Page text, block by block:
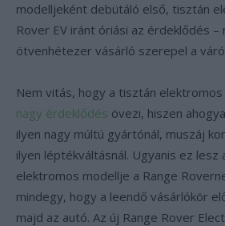
modelljeként debütáló első, tisztán
Rover EV iránt óriási az érdeklődés –
ötvenhétezer vásárló szerepel a
Nem vitás, hogy a tisztán
nagy érdeklődés övezi, hiszen
ilyen nagy múltú gyártónál, muszáj
ilyen léptékváltásnál. Ugyanis ez lesz
elektromos modellje a Range
mindegy, hogy a leendő vásárlókör
majd az autó. Az új Range Rover